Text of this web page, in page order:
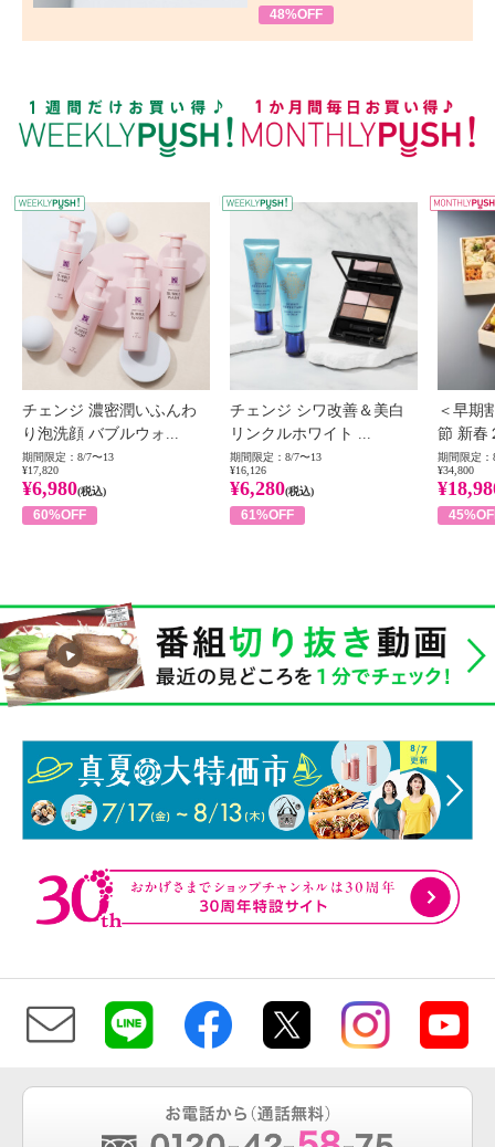
48%OFF
WEEKLY PUSH
チェンジ 濃密潤いふんわ
り泡洗顔 バブルウォ...
期間限定：8/7〜13
¥17,820
¥6,980(税込)
60%OFF
チェンジ シワ改善＆美白
リンクルホワイト ...
期間限定：8/7〜13
¥16,126
¥6,280(税込)
61%OFF
＜早期
節 新春
期間限定：
¥34,800